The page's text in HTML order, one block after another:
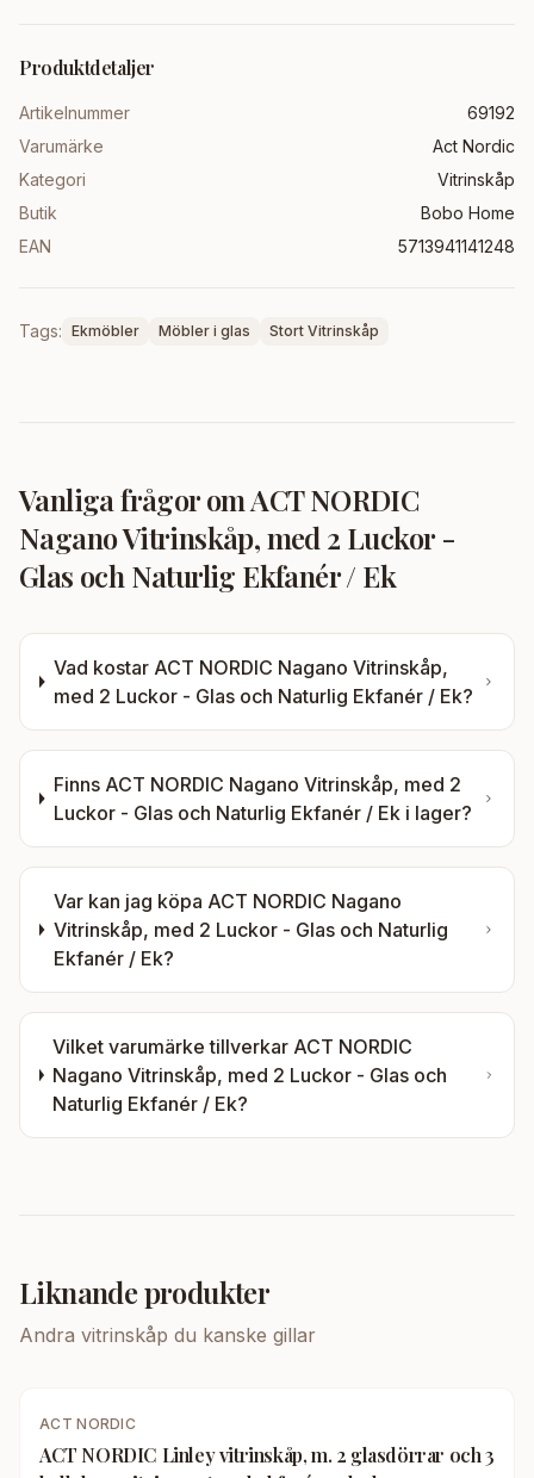
Produktdetaljer
Artikelnummer
69192
Varumärke
Act Nordic
Kategori
Vitrinskåp
Butik
Bobo Home
EAN
5713941141248
Tags: Ekmöbler Möbler i glas Stort Vitrinskåp
Vanliga frågor omACT NORDIC
Nagano Vitrinskåp, med 2 Luckor -
Glas och Naturlig Ekfanér / Ek
Vad kostar ACT NORDIC Nagano Vitrinskåp,
med 2 Luckor - Glas och Naturlig Ekfanér / Ek?
Finns ACT NORDIC Nagano Vitrinskåp, med 2
Luckor - Glas och Naturlig Ekfanér / Eki lager?
Var kan jag köpa ACT NORDIC Nagano
Vitrinskåp, med 2 Luckor - Glas och Naturlig
Ekfanér / Ek?
Vilket varumärke tillverkar ACT NORDIC
Nagano Vitrinskåp, med 2 Luckor - Glas och
Naturlig Ekfanér / Ek?
Liknande produkter
Andra vitrinskåp du kanske gillar
ACT NORDIC
ACT NORDIC Linley vitrinskåp, m. 2 glasdörrar och 3